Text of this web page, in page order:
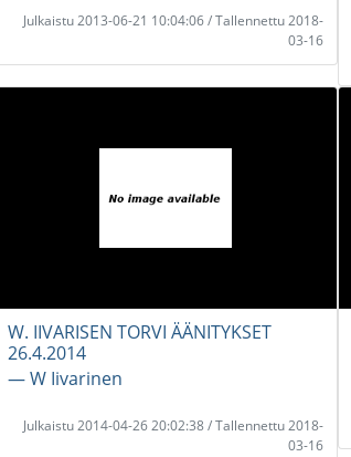
Julkaistu 2013-06-21 10:04:06 / Tallennettu 2018-
03-16
W. IIVARISEN TORVI ÄÄNITYKSET
26.4.2014
― W Iivarinen
Julkaistu 2014-04-26 20:02:38 / Tallennettu 2018-
03-16